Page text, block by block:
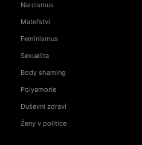
Narcismus
Mateřství
Feminismus
Sexualita
Body shaming
Polyamorie
Duševní zdraví
Ženy v politice